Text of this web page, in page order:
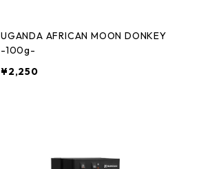
UGANDA AFRICAN MOON DONKEY
-100g-
¥2,250